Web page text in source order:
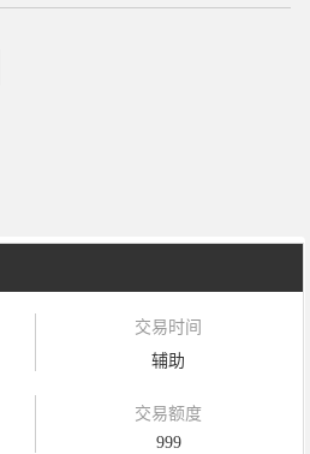
交易时间
辅助
交易额度
999